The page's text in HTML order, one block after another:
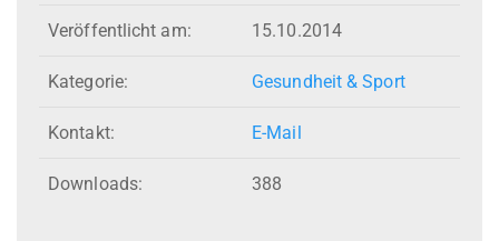
Veröffentlicht am: 15.10.2014
Kategorie: Gesundheit & Sport
Kontakt: E-Mail
Downloads: 388